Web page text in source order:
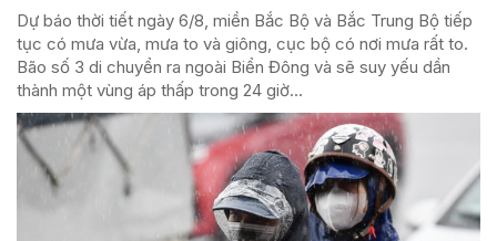
Dự báo thời tiết ngày 6/8, miền Bắc Bộ và Bắc Trung Bộ tiếp
tục có mưa vừa, mưa to và giông, cục bộ có nơi mưa rất to.
Bão số 3 di chuyển ra ngoài Biển Đông và sẽ suy yếu dần
thành một vùng áp thấp trong 24 giờ...